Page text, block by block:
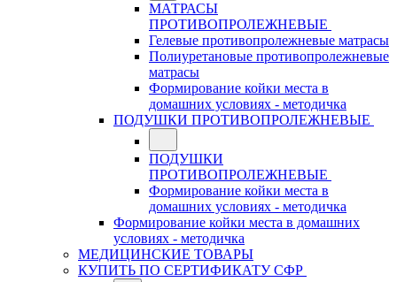
МАТРАСЫ
ПРОТИВОПРОЛЕЖНЕВЫЕ
Гелевые противопролежневые матрасы
Полиуретановые противопролежневые
матрасы
Формирование койки места в
домашних условиях - методичка
ПОДУШКИ ПРОТИВОПРОЛЕЖНЕВЫЕ
ПОДУШКИ
ПРОТИВОПРОЛЕЖНЕВЫЕ
Формирование койки места в
домашних условиях - методичка
Формирование койки места в домашних
условиях - методичка
МЕДИЦИНСКИЕ ТОВАРЫ
КУПИТЬ ПО СЕРТИФИКАТУ СФР